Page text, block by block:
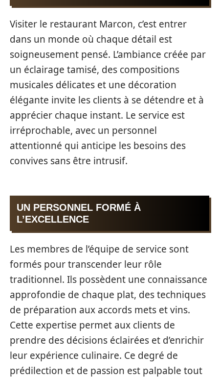
Visiter le restaurant Marcon, c’est entrer
dans un monde où chaque détail est
soigneusement pensé. L’ambiance créée par
un éclairage tamisé, des compositions
musicales délicates et une décoration
élégante invite les clients à se détendre et à
apprécier chaque instant. Le service est
irréprochable, avec un personnel
attentionné qui anticipe les besoins des
convives sans être intrusif.
UN PERSONNEL FORMÉ À
L’EXCELLENCE
Les membres de l’équipe de service sont
formés pour transcender leur rôle
traditionnel. Ils possèdent une connaissance
approfondie de chaque plat, des techniques
de préparation aux accords mets et vins.
Cette expertise permet aux clients de
prendre des décisions éclairées et d’enrichir
leur expérience culinaire. Ce degré de
prédilection et de passion est palpable tout